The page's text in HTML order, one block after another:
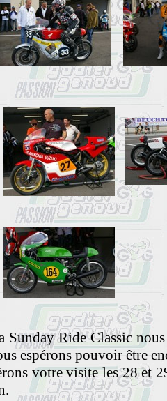
Ride Classic nous
espérons pouvoir être
votre visite les 28 et